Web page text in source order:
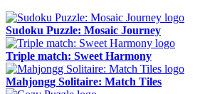
Sudoku Puzzle: Mosaic Journey
Triple match: Sweet Harmony
Mahjongg Solitaire: Match Tiles